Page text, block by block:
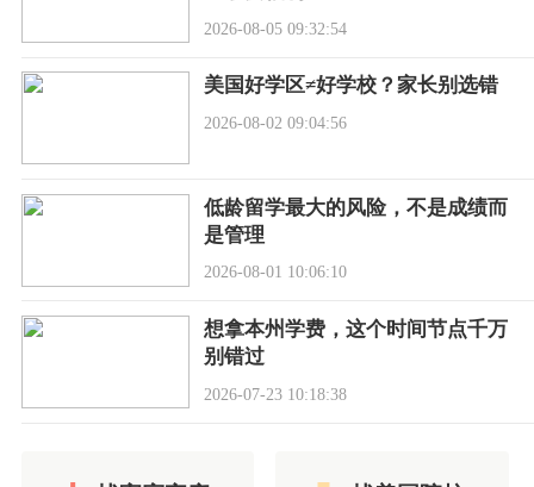
2026-08-05 09:32:54
美国好学区≠好学校？家长别选错
2026-08-02 09:04:56
低龄留学最大的风险，不是成绩而
是管理
2026-08-01 10:06:10
想拿本州学费，这个时间节点千万
别错过
2026-07-23 10:18:38